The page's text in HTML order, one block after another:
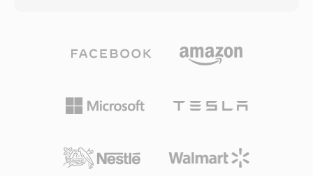
foutcorrectie biedt uitstekende veerkracht en
behoudt de audio-integriteit zelfs bij matige
verkochte exemplaren sinds de eerste
basiskwaliteitsverwachtingen voor digitale
muziek gevestigd en blijft het de referentie
informatie onder de waarnemingsdrempel van
compacte bestanden oplevert zonder
merkbaar kwaliteitsverlies. AC3 werd de
wordt veel gebruikt op Blu-ray-schijven, bij